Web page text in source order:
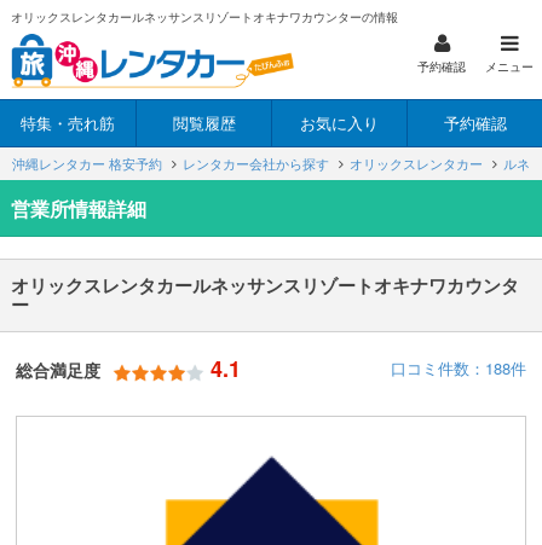
オリックスレンタカールネッサンスリゾートオキナワカウンターの情報
予約確認 メニュー
特集・売れ筋 閲覧履歴 お気に入り 予約確認
沖縄レンタカー 格安予約 レンタカー会社から探す オリックスレンタカー ルネ
営業所情報詳細
オリックスレンタカールネッサンスリゾートオキナワカウンタ
ー
総合満足度 4.1 口コミ件数：188件